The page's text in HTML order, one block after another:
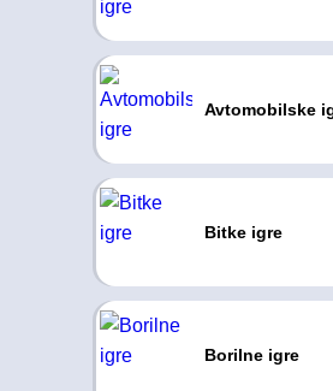
Avtomobilske
Bitke igre
Borilne igre